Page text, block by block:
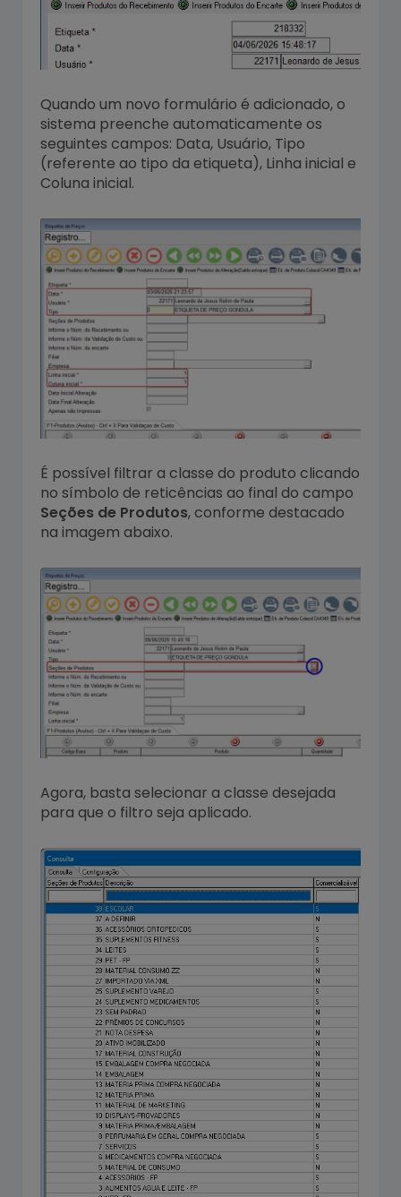
Quando um novo formulário é adicionado, o
sistema preenche automaticamente os
seguintes campos: Data, Usuário, Tipo
(referente ao tipo da etiqueta), Linha inicial e
Coluna inicial.
É possível filtrar a classe do produto clicando
no símbolo de reticências ao final do campo
Seções de Produtos, conforme destacado
na imagem abaixo.
Agora, basta selecionar a classe desejada
para que o filtro seja aplicado.